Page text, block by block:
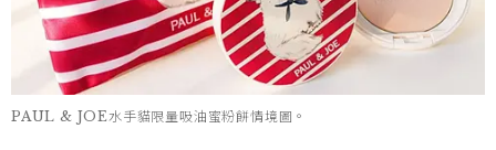
PAUL & JOE水手貓限量吸油蜜粉餅情境圖。